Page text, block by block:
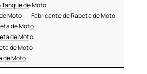
de Moto
Moto
Fabricante de Rabeta de Moto
de Moto
de Moto
de Moto
de Moto